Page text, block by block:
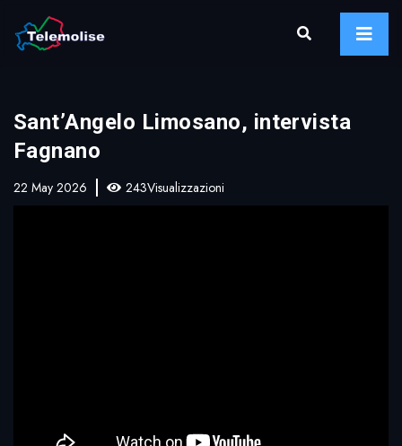
Sant’Angelo Limosano, intervista
Fagnano
22 May 2026 243Visualizzazioni